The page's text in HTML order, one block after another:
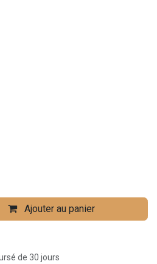
Ajouter au panier
de 30 jours